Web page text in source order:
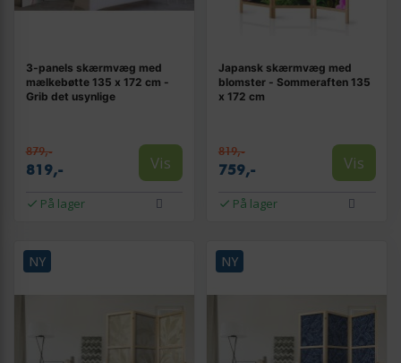
3-panels skærmvæg med
mælkebøtte 135 x 172 cm -
Grib det usynlige
879,-
819,- Vis
På lager
Japansk skærmvæg med
blomster - Sommeraften 135
x 172 cm
819,-
759,- Vis
På lager
NY NY